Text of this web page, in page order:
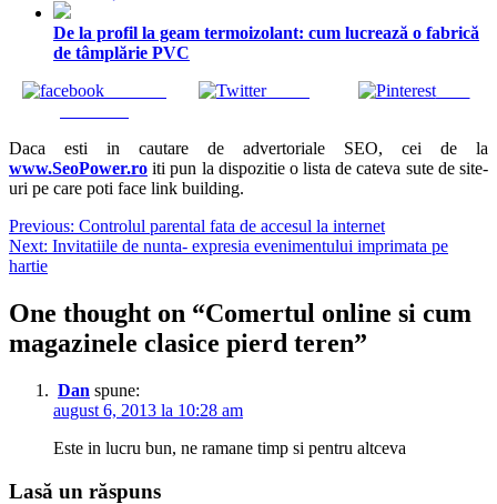
De la profil la geam termoizolant: cum lucrează o fabrică
de tâmplărie PVC
Tweet Save
Daca esti in cautare de advertoriale SEO, cei de la
www.SeoPower.ro iti pun la dispozitie o lista de cateva sute de site-
uri pe care poti face link building.
Navigare
în
Previous: Controlul parental fata de accesul la internet
Next: Invitatiile de nunta- expresia evenimentului imprimata pe
hartie
One thought on “Comertul online si cum
magazinele clasice pierd teren”
Dan spune:
august 6, 2013 la 10:28 am
Este in lucru bun, ne ramane timp si pentru altceva
Lasă un răspuns